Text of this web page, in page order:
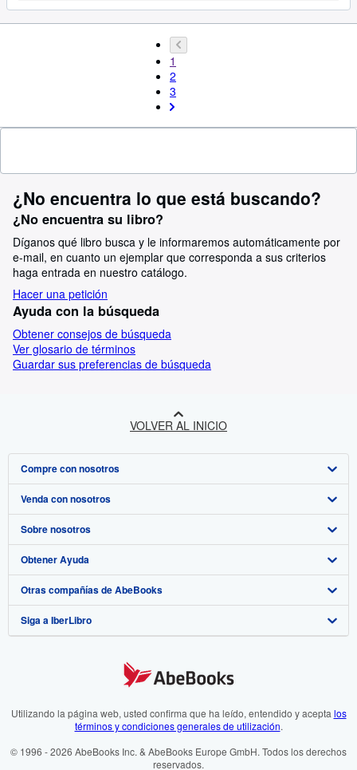
1
2
3
¿No encuentra lo que está buscando?
¿No encuentra su libro?
Díganos qué libro busca y le informaremos automáticamente por
e-mail, en cuanto un ejemplar que corresponda a sus criterios
haga entrada en nuestro catálogo.
Hacer una petición
Ayuda con la búsqueda
Obtener consejos de búsqueda
Ver glosario de términos
Guardar sus preferencias de búsqueda
VOLVER AL INICIO
Compre con nosotros
Búsqueda avanzada
Colecciones
Mi cuenta
Mis pedidos
Ver carrito
Venda con nosotros
Comenzar a vender
Únase a nuestro programa de afiliados
Recomiende un vendedor
Sobre nosotros
Sobre IberLibro
Medios
Empleo
Preferencias de cookies
Aviso de cookies
Obtener Ayuda
Preguntas frecuentes y guías
Atención al Cliente
Otras compañías de AbeBooks
AbeBooks.com
AbeBooks.fr
Siga a IberLibro
Utilizando la página web, usted confirma que ha leído, entendido y acepta los
términos y condiciones generales de utilización.
© 1996 - 2026 AbeBooks Inc. & AbeBooks Europe GmbH. Todos los derechos
reservados.